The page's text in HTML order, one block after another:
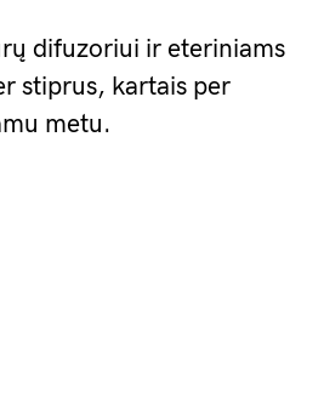
difuzoriui ir eteriniams
stiprus, kartais per
metu.